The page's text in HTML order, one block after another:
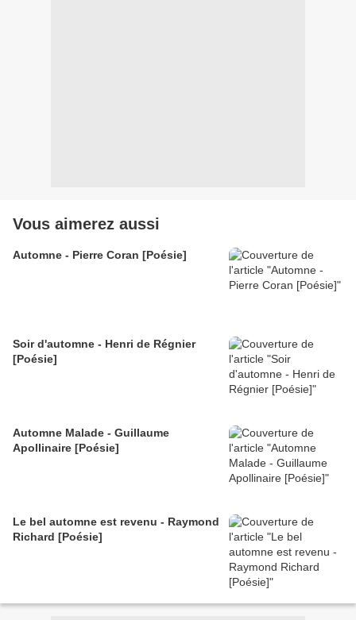
Vous aimerez aussi
Automne - Pierre Coran [Poésie]
Soir d'automne - Henri de Régnier
[Poésie]
Automne Malade - Guillaume
Apollinaire [Poésie]
Le bel automne est revenu - Raymond
Richard [Poésie]